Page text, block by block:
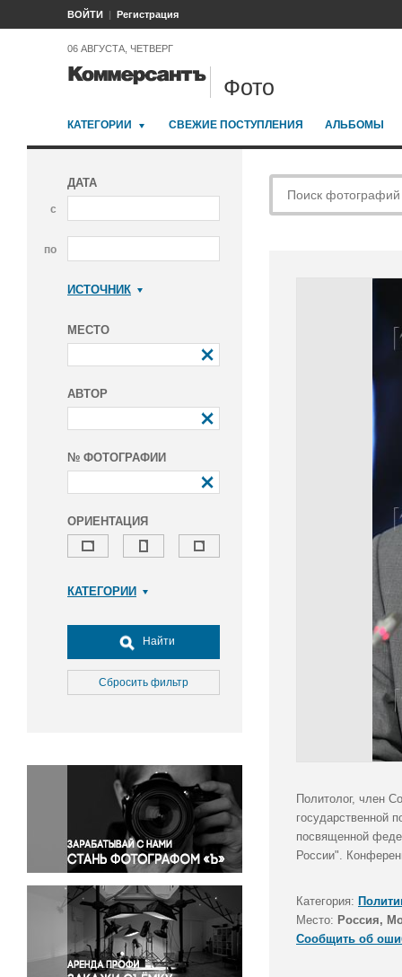
ВОЙТИ Регистрация
06 АВГУСТА, ЧЕТВЕРГ
Фото
КАТЕГОРИИ СВЕЖИЕ ПОСТУПЛЕНИЯ АЛЬБОМЫ
ДАТА
с
по
ИСТОЧНИК
МЕСТО
АВТОР
№ ФОТОГРАФИИ
ОРИЕНТАЦИЯ
КАТЕГОРИИ
Досуг, туризм и отдых
Культура
Медицина
Окружающая среда
Политика
Правосудие
Происшествия и конфликты
Религия
Светская жизнь
Спорт
Экология
Экономика и бизнес
Найти
Сбросить фильтр
Политолог, член
государственной
посвященной
России".
Категория:
Место: Россия,
Сообщить об